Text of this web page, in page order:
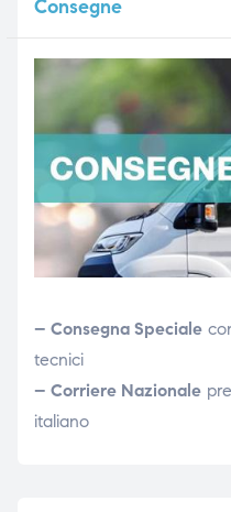
Consegne
– Consegna Speciale
tecnici
– Corriere Nazionale
italiano